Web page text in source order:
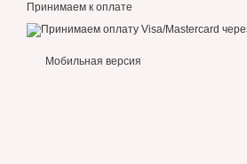
Принимаем к оплате
Мобильная версия